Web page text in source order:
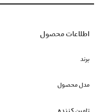
اطلاعات محصول
برند
مدل محصول